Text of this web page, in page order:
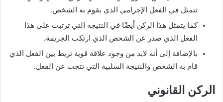
تتمثل في الفعل الإجرامي الذي يقوم به الشخص.
كما يتمثل هذا الركن أيضًا في النتيجة التي ترتبت على هذا
الفعل الذي صدر عن الشخص الذي ارتكب الجريمة.
بالإضافة إلى أنه لابد من وجود علاقة قوية تربط بين الفعل الذي
قام به الشخص والنتيجة السلبية التي نتجت عن الفعل.
الركن القانوني